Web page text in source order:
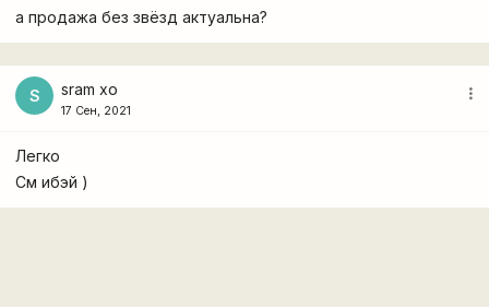
а продажа без звёзд актуальна?
S sram xo
17 Сен, 2021
more_vert
Легко
См ибэй )